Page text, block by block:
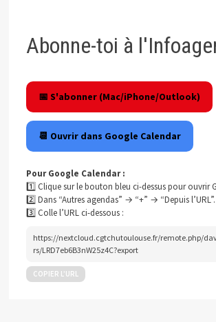
Abonne-toi à
📅 S'abonner (Mac/iPhone/Outlook)
📆 Ouvrir dans Google Calendar
Pour Google Calendar :
1️⃣ Clique sur le bouton bleu ci-dessus pour ouvrir
2️⃣ Dans “Autres agendas” → “+” → “Depuis l’URL”.
3️⃣ Colle l’URL ci-dessous :
https://nextcloud.cgtchutoulouse.fr/remote.php/
rs/LRD7eb6B3nW25z4C?export
COPIER L’URL